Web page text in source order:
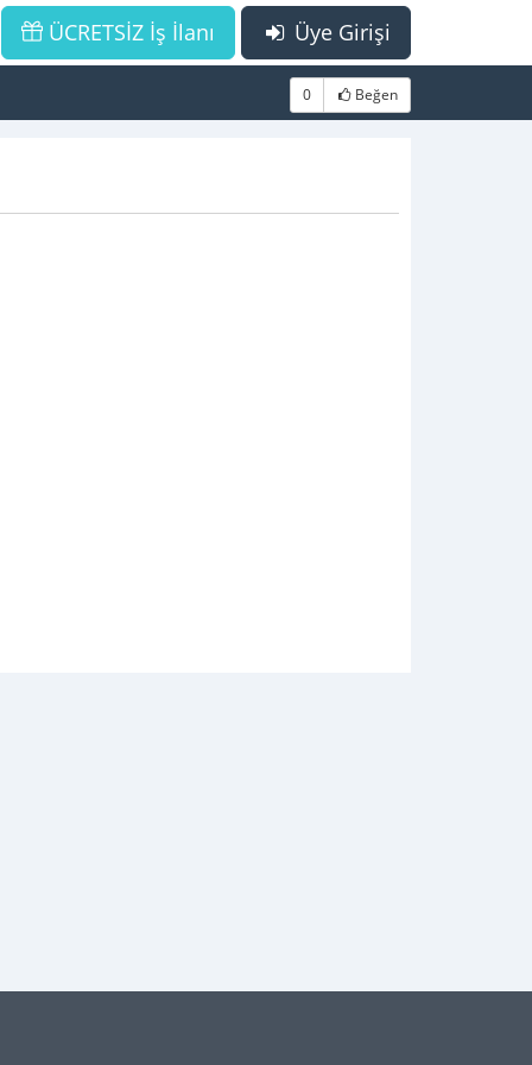
Üye Girişi
ÜCRETSİZ İş İlanı
0 Beğen